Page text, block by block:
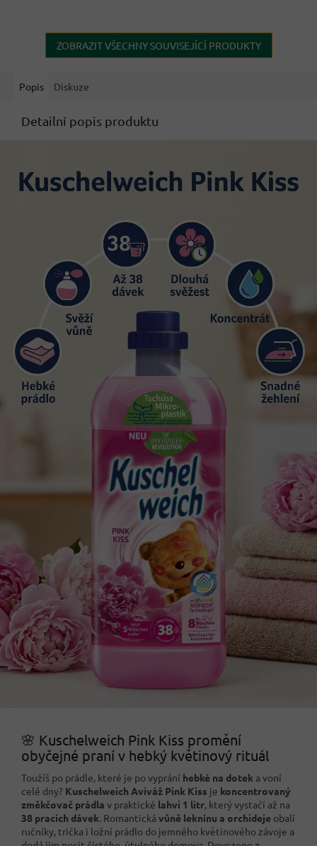
ZOBRAZIT VŠECHNY SOUVISEJÍCÍ PRODUKTY
Popis Diskuze
Detailní popis produktu
🌸 Kuschelweich Pink Kiss promění
obyčejné praní v hebký květinový rituál
Toužíš po prádle, které je po vyprání hebké na dotek a voní
celé dny? Kuschelweich Aviváž Pink Kiss je koncentrovaný
změkčovač prádla v praktické lahvi 1 litr, který vystačí až na
38 pracích dávek. Romantická vůně leknínu a orchideje obalí
ručníky, trička i ložní prádlo do jemného květinového závoje a